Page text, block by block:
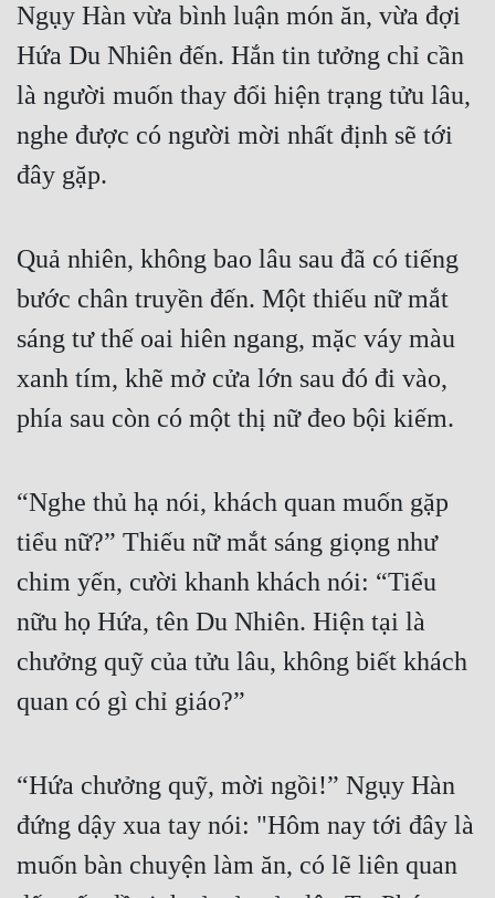
Ngụy Hàn vừa bình luận món ăn, vừa đợi
Hứa Du Nhiên đến. Hắn tin tưởng chỉ cần
là người muốn thay đổi hiện trạng tửu lâu,
nghe được có người mời nhất định sẽ tới
đây gặp.
Quả nhiên, không bao lâu sau đã có tiếng
bước chân truyền đến. Một thiếu nữ mắt
sáng tư thế oai hiên ngang, mặc váy màu
xanh tím, khẽ mở cửa lớn sau đó đi vào,
phía sau còn có một thị nữ đeo bội kiếm.
“Nghe thủ hạ nói, khách quan muốn gặp
tiểu nữ?” Thiếu nữ mắt sáng giọng như
chim yến, cười khanh khách nói: “Tiểu
nữu họ Hứa, tên Du Nhiên. Hiện tại là
chưởng quỹ của tửu lâu, không biết khách
quan có gì chỉ giáo?”
“Hứa chưởng quỹ, mời ngồi!” Ngụy Hàn
đứng dậy xua tay nói: "Hôm nay tới đây là
muốn bàn chuyện làm ăn, có lẽ liên quan